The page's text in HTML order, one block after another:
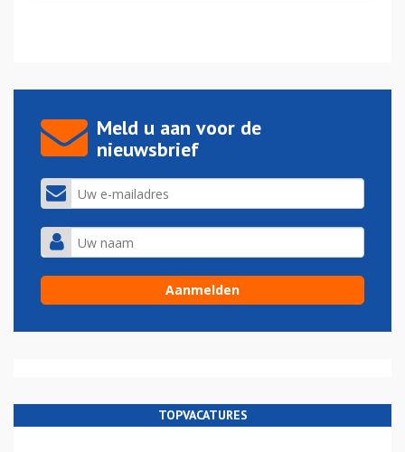
Meld u aan voor de
nieuwsbrief
TOPVACATURES